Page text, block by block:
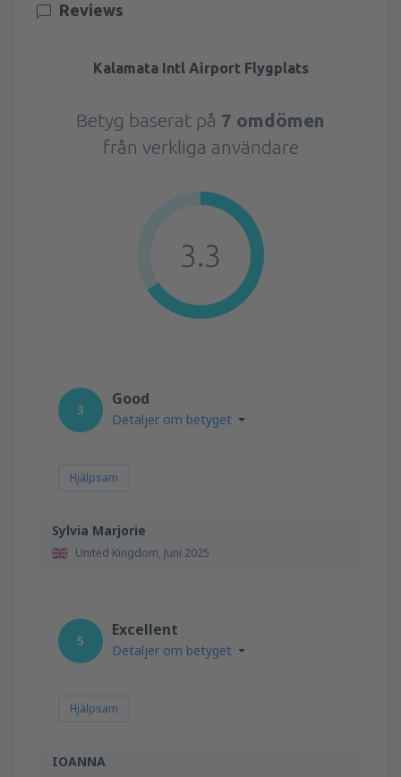
Reviews
Kalamata Intl Airport Flygplats
Betyg baserat på 7 omdömen
från verkliga användare
3.3
Sylvia Marjorie
United Kingdom, Juni 2025
3
Good
Detaljer om betyget
Hjälpsam
IOANNA
5
Excellent
Detaljer om betyget
Hjälpsam